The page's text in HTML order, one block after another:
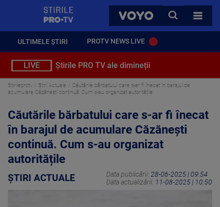
VOYO
CAUTA
TOATE
ULTIMELE ȘTIRI PROTV NEWS LIVE
LIVE Știrile PRO TV ale dimineții
Stirileprotv Știri Actuale
Căutările bărbatului care s-ar fi înecat în barajul de
acumulare Căzănești continuă. Cum s-au organizat autoritățile
Căutările bărbatului care s-ar fi înecat
în barajul de acumulare Căzănești
continuă. Cum s-au organizat
autoritățile
ȘTIRI ACTUALE Data publicării: 28-06-2025 | 09:54
Data actualizării: 11-08-2025 | 10:50